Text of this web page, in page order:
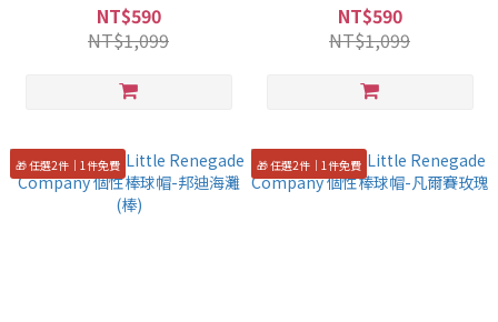
NT$590
NT$1,099
NT$590
NT$1,099
🎁 任選2件｜1件免費 🎁 任選2件｜1件免費